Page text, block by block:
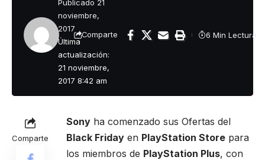
Última
actualización:
21 noviembre,
2017 8:42 am
Publicado 21
noviembre,
2017
Comparte 6 Min Lectura
Comparte
Sony ha comenzado sus Ofertas del
Black Friday en PlayStation Store para
los miembros de PlayStation Plus, con